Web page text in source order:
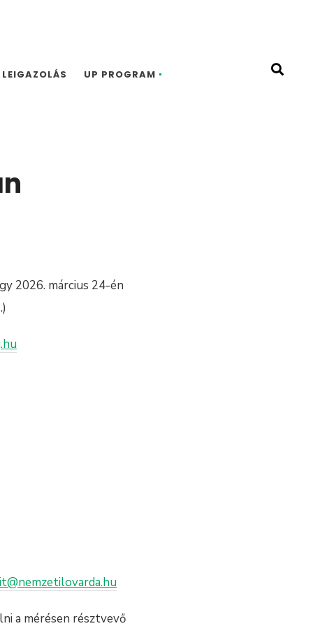
LEIGAZOLÁS UP PROGRAM
2026. március 24-én
a mérésen résztvevő